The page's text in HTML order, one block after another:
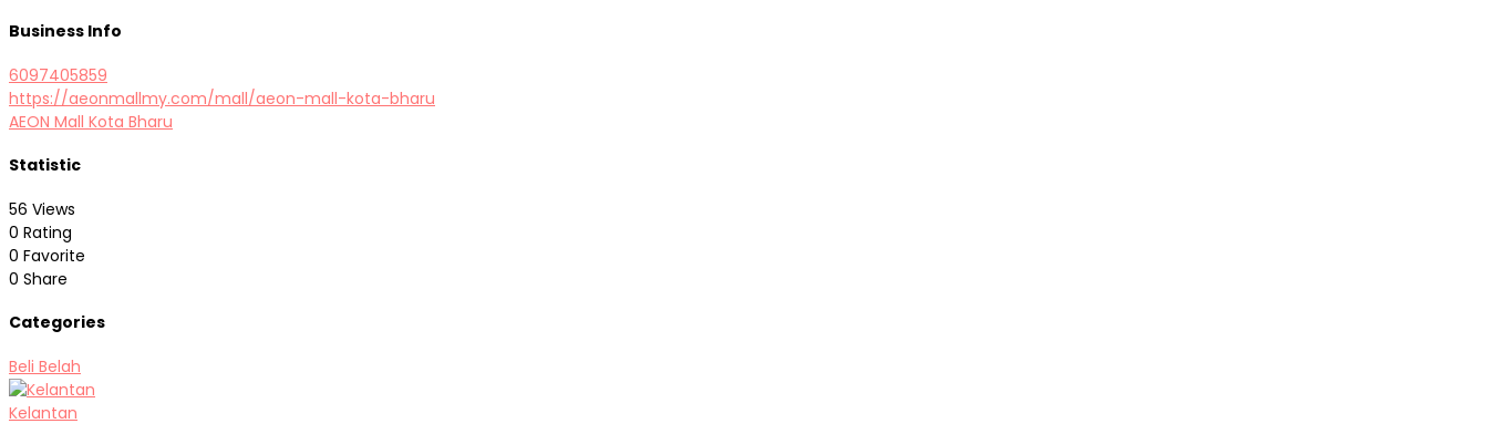
Business Info
6097405859
https://aeonmallmy.com/mall/aeon-mall-kota-bharu
AEON Mall Kota Bharu
Statistic
56 Views
0 Rating
0 Favorite
0 Share
Categories
Beli Belah
Kelantan